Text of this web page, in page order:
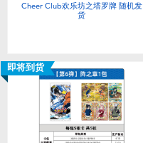
Cheer Club欢乐坊之塔罗牌 随机发
货
即将到货